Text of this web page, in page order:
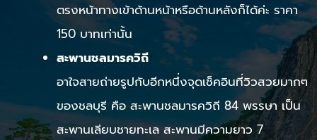
ตรงหน้าทางเข้าด้านหน้าหรือด้านหลังก็ได้ค่ะ ราคา
150 บาทเท่านั้น
สะพานชลมารควิถี
อาใจสายถ่ายรูปกับอีกหนึ่งจุดเช็คอินที่วิวสวยมากๆ
ของชลบุรี คือ สะพานชลมารควิถี 84 พรรษา เป็น
สะพานเลียบชายทะเล สะพานมีความยาว 7